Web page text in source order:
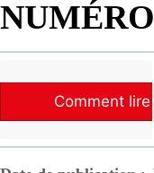
Comment lire